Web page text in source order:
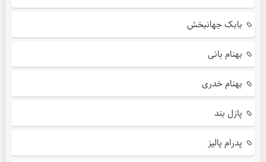
بابک جهانبخش
بهنام بانی
بهنام خدری
پازل بند
پدرام پالیز